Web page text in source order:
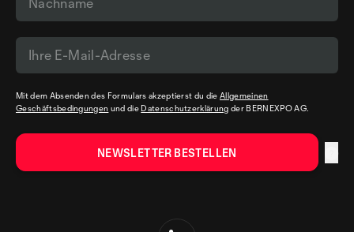
Mit dem Absenden des Formulars akzeptierst du dieAllgemeinen
Geschäftsbedingungen und die Datenschutzerklärung der BERNEXPO AG.